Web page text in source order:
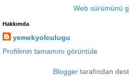
Web sürümünü
Hakkımda
yemekyolculugu
Profilimin tamamını görüntüle
Bloggertarafından